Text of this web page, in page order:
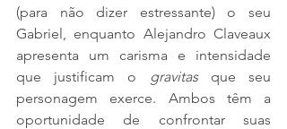
(para não dizer estressante) o seu
Gabriel, enquanto Alejandro Claveaux
apresenta um carisma e intensidade
que justificam o gravitas que seu
personagem exerce. Ambos têm a
oportunidade de confrontar suas